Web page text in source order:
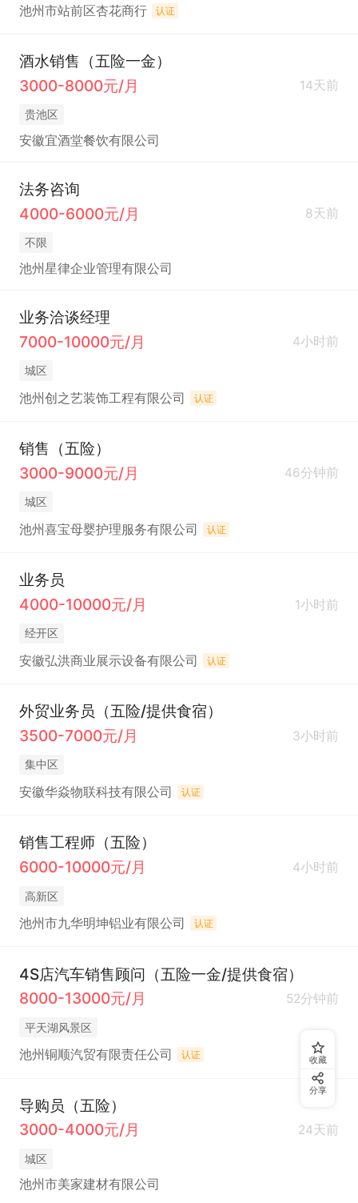
池州市站前区杏花商行 认证
酒水销售（五险一金）
3000-8000元/月
14天前
贵池区
安徽宜酒堂餐饮有限公司
法务咨询
4000-6000元/月
8天前
不限
池州星律企业管理有限公司
业务洽谈经理
7000-10000元/月
4小时前
城区
池州创之艺装饰工程有限公司 认证
销售（五险）
3000-9000元/月
46分钟前
城区
池州喜宝母婴护理服务有限公司 认证
业务员
4000-10000元/月
1小时前
经开区
安徽弘洪商业展示设备有限公司 认证
外贸业务员（五险/提供食宿）
3500-7000元/月
3小时前
集中区
安徽华焱物联科技有限公司 认证
销售工程师（五险）
6000-10000元/月
4小时前
高新区
池州市九华明坤铝业有限公司 认证
4S店汽车销售顾问（五险一金/提供食宿）
8000-13000元/月
52分钟前
平天湖风景区
池州铜顺汽贸有限责任公司 认证
导购员（五险）
3000-4000元/月
24天前
城区
池州市美家建材有限公司
收藏
分享